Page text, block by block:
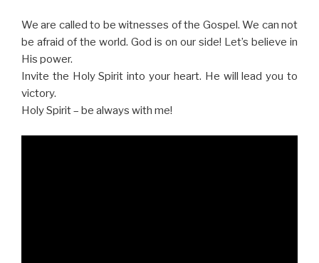
We are called to be witnesses of the Gospel. We can not
be afraid of the world. God is on our side! Let’s believe in
His power.
Invite the Holy Spirit into your heart. He will lead you to
victory.
Holy Spirit – be always with me!